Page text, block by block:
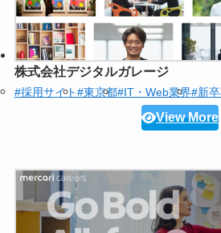
株式会社デジタルガレージ
#採用サイト#東京都#IT・Web業界#新
View More